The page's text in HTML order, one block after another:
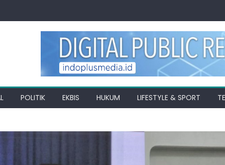
POLITIK EKBIS HUKUM LIFESTYLE & SPORT